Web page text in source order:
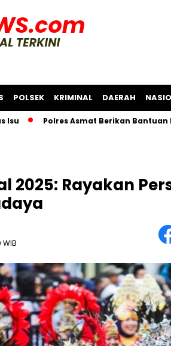
POLSEK KRIMINAL DAERAH
Polres Asmat Berikan Bantuan
2025: Rayakan